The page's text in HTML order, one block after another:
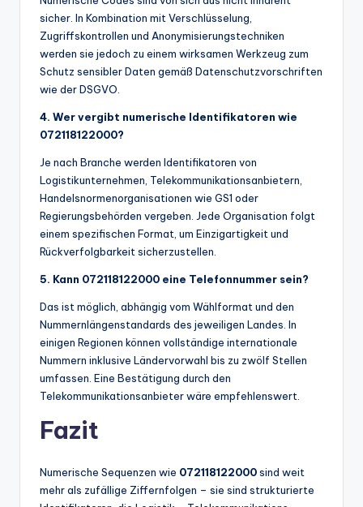
sicher. In Kombination mit Verschlüsselung,
Zugriffskontrollen und Anonymisierungstechniken
werden sie jedoch zu einem wirksamen Werkzeug zum
Schutz sensibler Daten gemäß Datenschutzvorschriften
wie der DSGVO.
4. Wer vergibt numerische Identifikatoren wie
072118122000?
Je nach Branche werden Identifikatoren von
Logistikunternehmen, Telekommunikationsanbietern,
Handelsnormenorganisationen wie GS1 oder
Regierungsbehörden vergeben. Jede Organisation folgt
einem spezifischen Format, um Einzigartigkeit und
Rückverfolgbarkeit sicherzustellen.
5. Kann 072118122000 eine Telefonnummer sein?
Das ist möglich, abhängig vom Wählformat und den
Nummernlängenstandards des jeweiligen Landes. In
einigen Regionen können vollständige internationale
Nummern inklusive Ländervorwahl bis zu zwölf Stellen
umfassen. Eine Bestätigung durch den
Telekommunikationsanbieter wäre empfehlenswert.
Fazit
Numerische Sequenzen wie 072118122000sind weit
mehr als zufällige Ziffernfolgen – sie sind strukturierte